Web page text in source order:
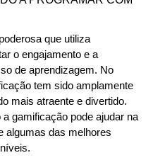
que utiliza
o engajamento e a
de aprendizagem. No
tem sido amplamente
mais atraente e divertido.
gamificação pode ajudar na
algumas das melhores